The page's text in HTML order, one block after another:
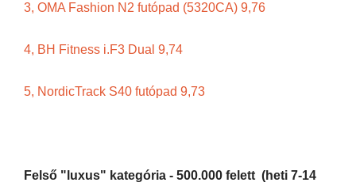
3, OMA Fashion N2 futópad (5320CA) 9,76
4, BH Fitness i.F3 Dual 9,74
5, NordicTrack S40 futópad 9,73
Felső "luxus" kategória - 500.000 felett (heti 7-14